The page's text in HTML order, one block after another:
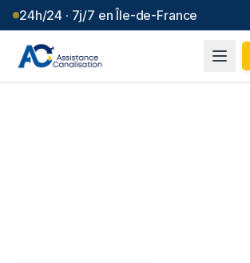
24h/24 · 7j/7 en Île-de-France